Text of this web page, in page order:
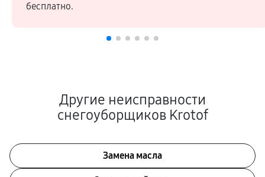
бесплатно.
Другие неисправности
снегоуборщиков Krotof
Замена масла